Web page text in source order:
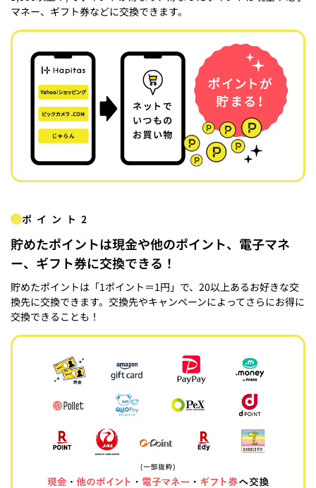
マネー、ギフト券などに交換できます。
ポイント2
貯めたポイントは現金や他のポイント、電子マネ
ー、ギフト券に交換できる！
貯めたポイントは「1ポイント＝1円」で、20以上あるお好きな交
換先に交換できます。交換先やキャンペーンによってさらにお得に
交換できることも！